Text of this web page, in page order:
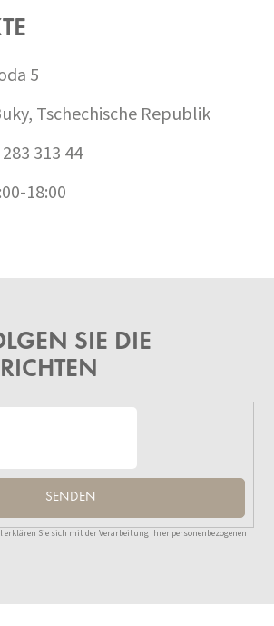
5
Tschechische Republik
313 44
18:00
SIE DIE
SENDEN
erklären Sie sich mit der Verarbeitung Ihrer personenbezogenen